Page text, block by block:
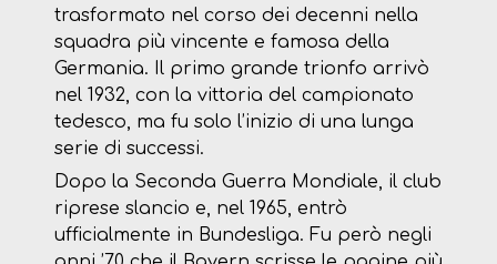
trasformato nel corso dei decenni nella
squadra più vincente e famosa della
Germania. Il primo grande trionfo arrivò
nel 1932, con la vittoria del campionato
tedesco, ma fu solo l’inizio di una lunga
serie di successi.
Dopo la Seconda Guerra Mondiale, il club
riprese slancio e, nel 1965, entrò
ufficialmente in Bundesliga. Fu però negli